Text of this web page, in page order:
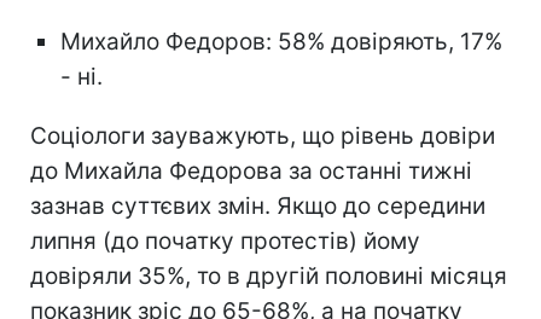
Михайло Федоров: 58% довіряють, 17%
- ні.
Соціологи зауважують, що рівень довіри
до Михайла Федорова за останні тижні
зазнав суттєвих змін. Якщо до середини
липня (до початку протестів) йому
довіряли 35%, то в другій половині місяця
показник зріс до 65-68%, а на початку